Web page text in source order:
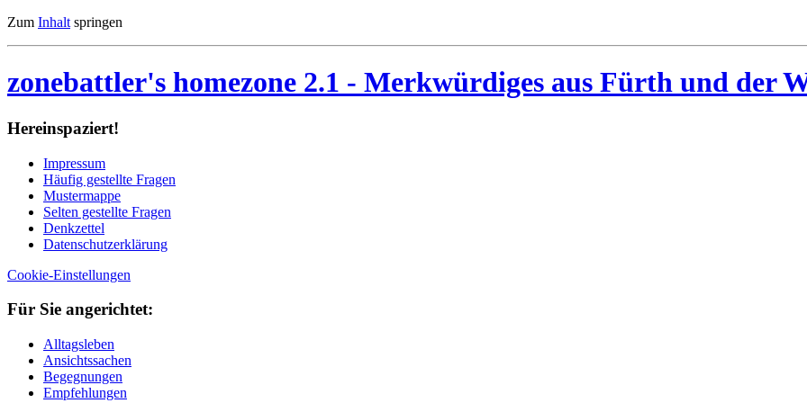
Zum Inhalt springen
zonebattler's homezone 2.1 - Merkwürdiges aus Fürth und der
Her­ein­spa­ziert!
Im­pres­sum
Häu­fig ge­stell­te Fra­gen
Mu­ster­map­pe
Sel­ten ge­stell­te Fra­gen
Denk­zet­tel
Da­ten­schutz­er­klä­rung
Cookie-Einstellungen
Für Sie an­ge­rich­tet:
Alltagsleben
Ansichtssachen
Begegnungen
Empfehlungen